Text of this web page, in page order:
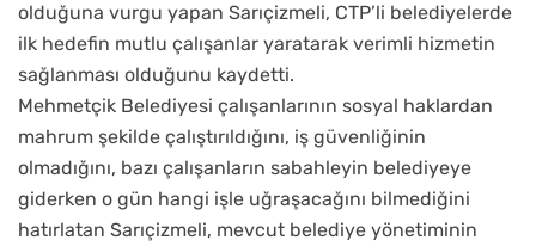
olduğuna vurgu yapan Sarıçizmeli, CTP’li belediyelerde
ilk hedefin mutlu çalışanlar yaratarak verimli hizmetin
sağlanması olduğunu kaydetti.
Mehmetçik Belediyesi çalışanlarının sosyal haklardan
mahrum şekilde çalıştırıldığını, iş güvenliğinin
olmadığını, bazı çalışanların sabahleyin belediyeye
giderken o gün hangi işle uğraşacağını bilmediğini
hatırlatan Sarıçizmeli, mevcut belediye yönetiminin